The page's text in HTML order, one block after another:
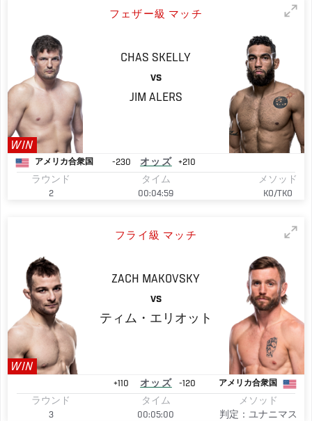
フェザー級 マッチ
WIN
CHAS SKELLY
VS
JIM ALERS
アメリカ合衆国 -230 オッズ
+210
ラウンド
2
タイム
00:04:59
メソッド
KO/TKO
フライ級 マッチ
WIN
ZACH MAKOVSKY
VS
ティム・エリオット
+110 オッズ -120 アメリカ合衆国
ラウンド
3
タイム
00:05:00
メソッド
判定：ユナニマス